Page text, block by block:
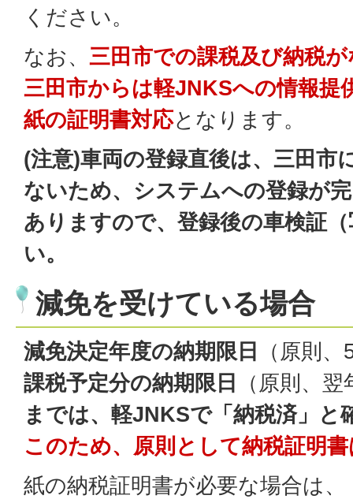
ください。
なお、 三田市での課税及び納税
三田市からは軽JNKSへの情報提
紙の証明書対応となります。
(注意)車両の登録直後は、三田市
ないため、システムへの登録が
ありますので、登録後の車検証
い。
減免を受けている場合
減免決定年度の納期限日
（原則
課税予定分の納期限日
（原則、
までは、軽JNKSで「納税済」と
このため、原則として納税証明
紙の納税証明書が必要な場合は、